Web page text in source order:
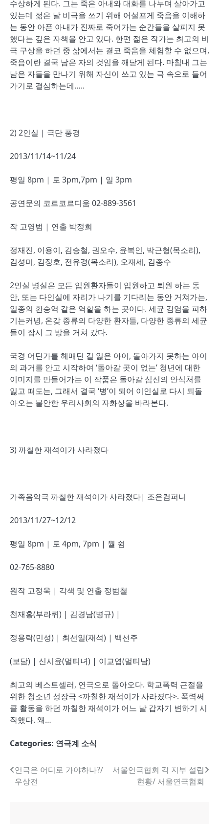
수상하게 된다. 그는 죽은 아내와 대화를 나누며 살아가고
있는데 젊은 날 비극을 쓰기 위해 어설프게 죽음을 이해하
는 동안 아픈 아내가 진짜로 죽어가는 순간들을 살피지 못
했다는 깊은 자책을 안고 있다. 한편 젊은 작가는 최고의 비
극 구상을 하던 중 삶에서는 결코 죽음을 체험할 수 없으며,
죽음이란 결국 남은 자의 것임을 깨닫게 된다. 마침내 그는
남은 자들을 만나기 위해 자신이 쓰고 있는 극 속으로 들어
가기로 결심하는데…..
2) 2인실 | 극단 풍경
2013/11/14~11/24
평일 8pm | 토 3pm,7pm | 일 3pm
공연문의 코르코르디움 02-889-3561
작 고영범 | 연출 박정희
정재진, 이용이, 김승철, 권오수, 윤복인, 박근형(목소리),
김성미, 김정호, 전유경(목소리), 오재세, 김종수
2인실 병실은 모든 입원환자들이 입원하고 퇴원 하는 동
안, 또는 다인실에 자리가 나기를 기다리는 동안 거쳐가는,
일종의 환승역 같은 역할을 하는 곳이다. 세균 감염을 피하
기는커녕, 온갖 종류의 다양한 환자들, 다양한 종류의 세균
들이 잠시 그 방을 거쳐 갔다.
국경 어딘가를 헤매던 길 잃은 아이, 돌아가지 못하는 아이
의 과거를 안고 시작하여 ‘돌아갈 곳이 없는’ 청년에 대한
이미지를 만들어가는 이 작품은 돌아갈 심신의 안식처를
잃고 떠도는, 그래서 결국 ‘병’이 되어 이인실로 다시 되돌
아오는 불안한 우리사회의 자화상을 바라본다.
3) 까칠한 재석이가 사라졌다
가족음악극 까칠한 재석이가 사라졌다| 조은컴퍼니
2013/11/27~12/12
평일 8pm | 토 4pm, 7pm | 월 쉼
02-765-8880
원작 고정욱 | 각색 및 연출 정범철
천재홍(부라퀴) | 김경남(병규) |
정용락(민성) | 최선일(재석) | 백선주
(보담) | 신시윤(멀티녀) | 이교엽(멀티남)
최고의 베스트셀러, 연극으로 돌아오다. 학교폭력 근절을
위한 청소년 성장극 <까칠한 재석이가 사라졌다>. 폭력써
클 활동을 하던 까칠한 재석이가 어느 날 갑자기 변하기 시
작했다. 왜…
Categories: 연극계 소식
글
내
연극은 어디로 가야하나?/
우상전
서울연극협회 각 지부 설립
현황/ 서울연극협회